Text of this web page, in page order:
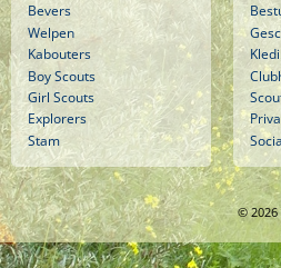
Bevers
Welpen
Kabouters
Boy Scouts
Girl Scouts
Explorers
Stam
©